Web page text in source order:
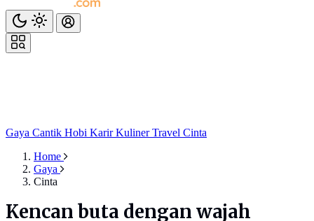
Gaya Cantik Hobi KarirKulinerTravel Cinta
Home
Gaya
Cinta
Kencan buta dengan wajah